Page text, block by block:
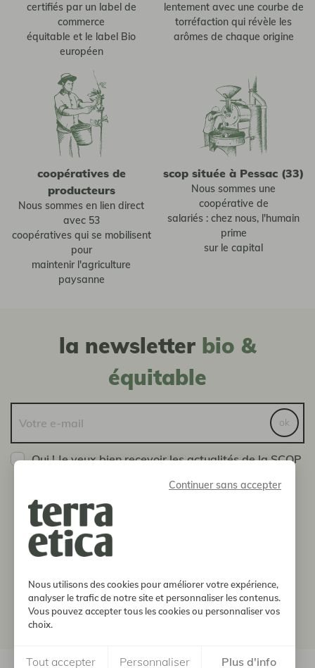
Continuer sans accepter
Nous utilisons des cookies pour améliorer votre expérience,
analyser le trafic de notre site et personnaliser les contenus.
Vous pouvez accepter tous les cookies ou personnaliser vos
choix.
Tout accepter Personnaliser Plus d'info
certifiés par un label de
commerce
équitable et le label Bio
européen
lentement avec une courbe de
torréfaction qui révèle les
arômes de chaque origine
coopératives de
producteurs
Nous sommes en lien direct
avec 53
coopératives qui se mobilisent
pour
maintenir l'agriculture
paysanne
scop située à Pessac (33)
Nous sommes une
coopérative de
salariés : chez nous, l'humain
prime
sur le capital
la newsletter bio &
équitable
Oui ! Je veux bien recevoir les actualités de la SCOP
Vous pouvez vous désinscrire à tout moment en nous
envoyant un message via la page Contact
ok
notre histoire